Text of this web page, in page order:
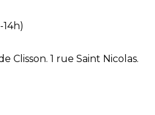
Clisson. 1 rue Saint Nicolas.